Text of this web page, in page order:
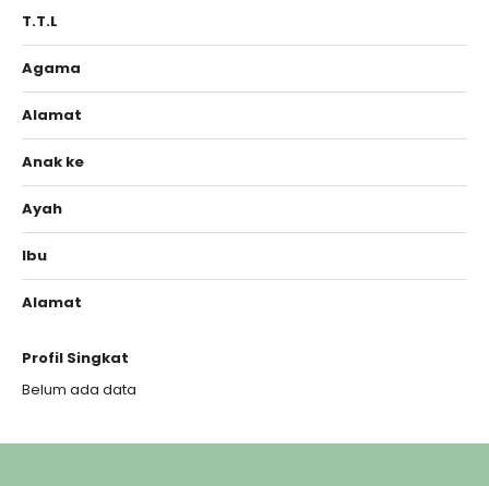
T.T.L
Agama
Alamat
Anak ke
Ayah
Ibu
Alamat
Profil Singkat
Belum ada data